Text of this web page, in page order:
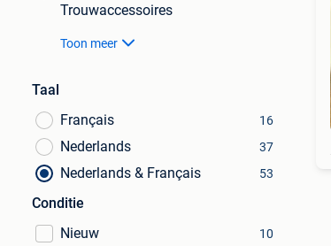
Trouwaccessoires
Toon meer
Taal
Français
16
Nederlands 37
Nederlands & Français 53
Conditie
Nieuw
10